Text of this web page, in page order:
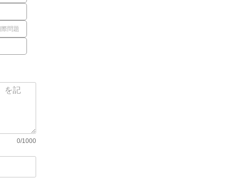
問題
0/1000